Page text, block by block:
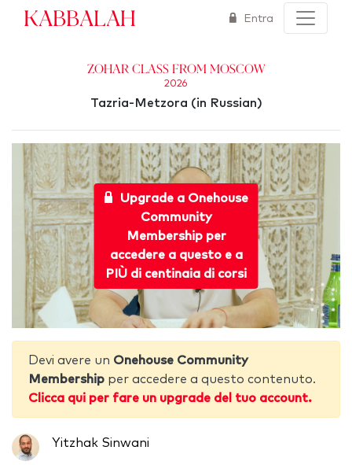
Kabbalah Entra
Zohar Class from Moscow
2026
Tazria-Metzora (in Russian)
Upgrade a Onehouse
Community
Membership per
accedere a questo e a
PIÙ di centinaia di corsi
Devi avere un Onehouse Community
Membership per accedere a questo contenuto.
Clicca qui per fare un upgrade del tuo account.
Yitzhak Sinwani